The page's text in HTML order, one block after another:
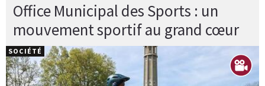
Office Municipal des Sports : un
mouvement sportif au grand cœur
SOCIÉTÉ